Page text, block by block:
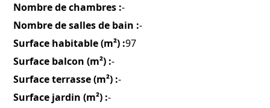
Nombre de chambres :-
Nombre de salles de bain :-
Surface habitable (m²) :97
Surface balcon (m²) :-
Surface terrasse (m²) :-
Surface jardin (m²) :-